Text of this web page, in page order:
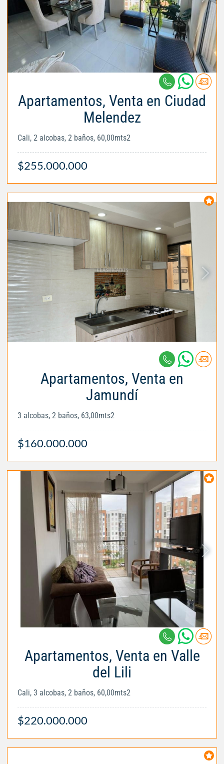
Apartamentos, Venta en Ciudad
Melendez
Cali, 2 alcobas, 2 baños, 60,00mts2
$255.000.000
Apartamentos, Venta en
Jamundí
3 alcobas, 2 baños, 63,00mts2
$160.000.000
Apartamentos, Venta en Valle
del Lili
Cali, 3 alcobas, 2 baños, 60,00mts2
$220.000.000